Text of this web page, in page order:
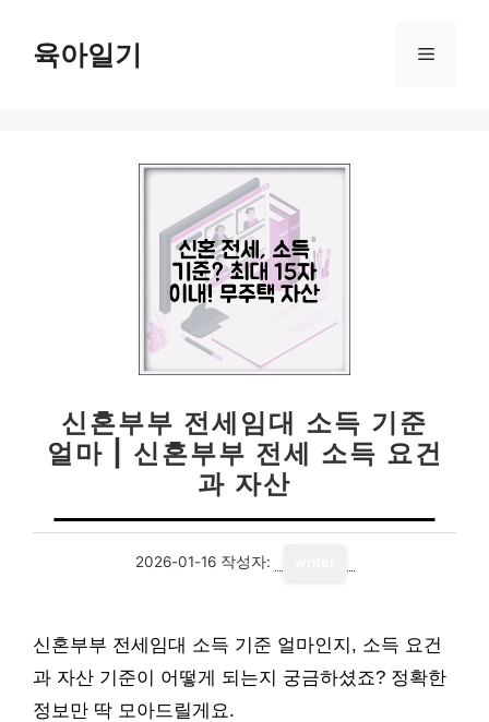
육아일기 메
신혼부부 전세임대 소득 기준
얼마 | 신혼부부 전세 소득 요건
과 자산
2026-01-16 작성자:
신혼부부 전세임대 소득 기준 얼마인지, 소득 요건
과 자산 기준이 어떻게 되는지 궁금하셨죠? 정확한
정보만 딱 모아드릴게요.